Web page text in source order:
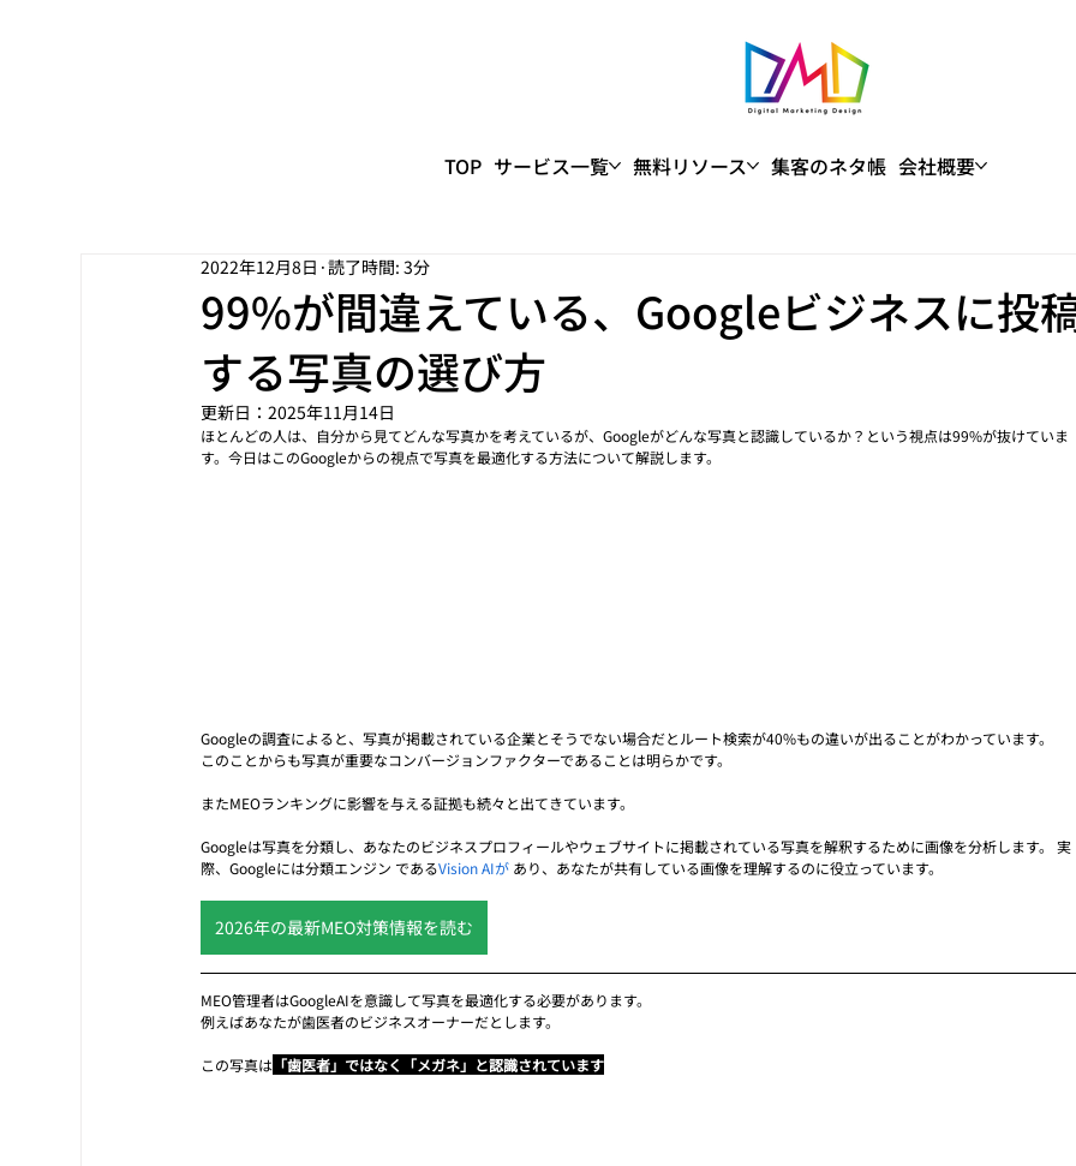
TOP サービス一覧 無料リソース 集客のネタ帳 会社概要
99%が間違えている、Googleビジネスに投
する写真の選び方
2022年12月8日 読了時間: 3分
更新日：2025年11月14日
ほとんどの人は、自分から見てどんな写真かを考えているが、Googleがどんな写真と認識しているか？という視点は99%が抜けていま
す。今日はこのGoogleからの視点で写真を最適化する方法について解説します。
Googleの調査によると、写真が掲載されている企業とそうでない場合だとルート検索が40%もの違いが出ることがわかっています。
このことからも写真が重要なコンバージョンファクターであることは明らかです。
またMEOランキングに影響を与える証拠も続々と出てきています。
Googleは写真を分類し、あなたのビジネスプロフィールやウェブサイトに掲載されている写真を解釈するために画像を分析します。 実
際、Googleには分類エンジン であるVision AIが あり、あなたが共有している画像を理解するのに役立っています。
2026年の最新MEO対策情報を読む
MEO管理者はGoogleAIを意識して写真を最適化する必要があります。
例えばあなたが歯医者のビジネスオーナーだとします。
この写真は 「歯医者」ではなく「メガネ」と認識されています